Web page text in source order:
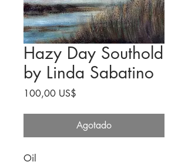
Hazy Day Southold
by Linda Sabatino
100,00 US$
Agotado
Oil